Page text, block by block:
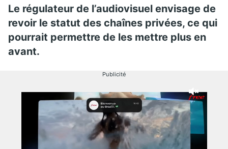
Le régulateur de l’audiovisuel envisage de
revoir le statut des chaînes privées, ce qui
pourrait permettre de les mettre plus en
avant.
Publicité